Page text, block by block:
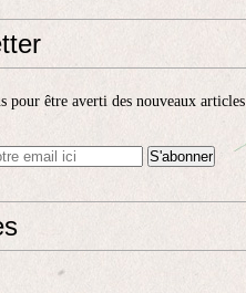
pour être averti des nouveaux articles